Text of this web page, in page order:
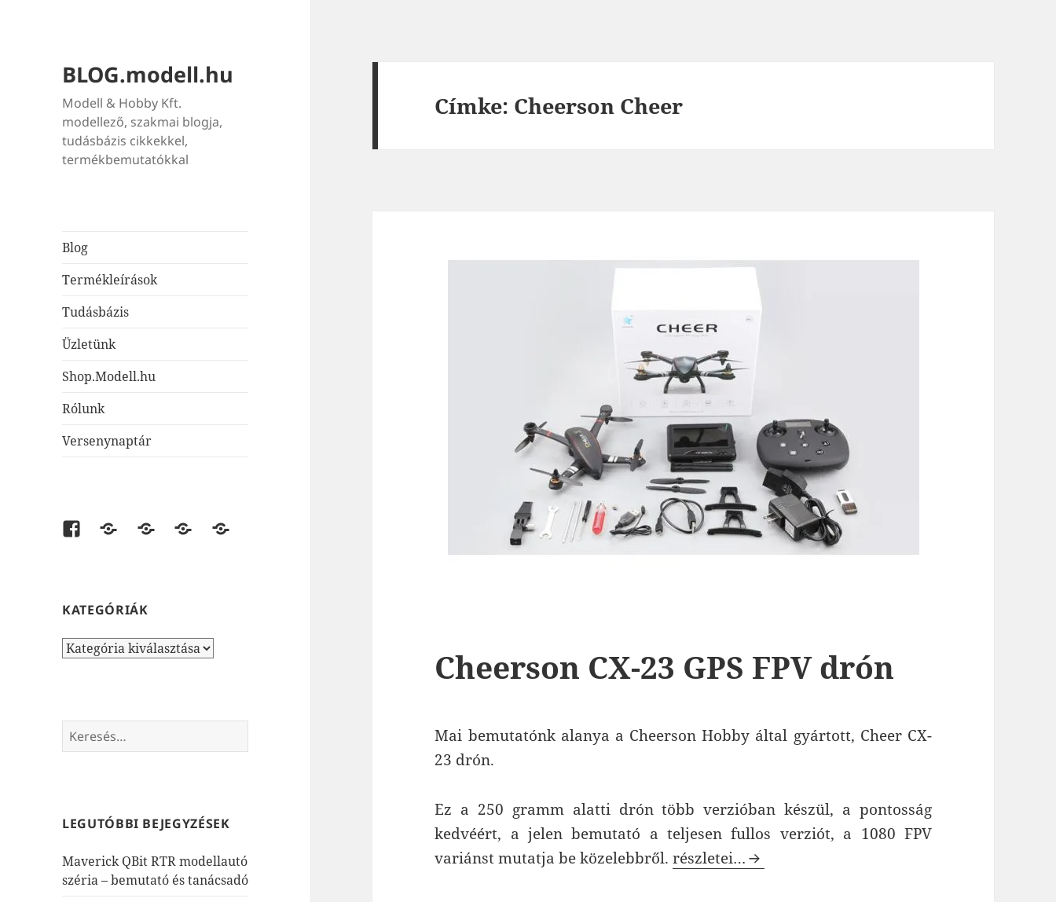
BLOG.modell.hu
Modell & Hobby Kft.
modellező, szakmai blogja,
tudásbázis cikkekkel,
termékbemutatókkal
Blog
Termékleírások
Tudásbázis
Üzletünk
Shop.Modell.hu
Rólunk
Versenynaptár
Facebookshop.modell.hu
AirsoftOne.hu
JátékNet.huJátékBolt.hu
KATEGÓRIÁK
Kategóriák
Keresés:
LEGUTÓBBI BEJEGYZÉSEK
Maverick QBit RTR modellautó
széria – bemutató és tanácsadó
Címke: Cheerson Cheer
Cheerson CX-23 GPS FPV drón
Mai bemutatónk alanya a Cheerson Hobby által gyártott, Cheer CX-
23 drón.
Ez a 250 gramm alatti drón több verzióban készül, a pontosság
kedvéért, a jelen bemutató a teljesen fullos verziót, a 1080 FPV
variánst mutatja be közelebbről.Cheerson CX-23 GPS FPV drón
részletei…